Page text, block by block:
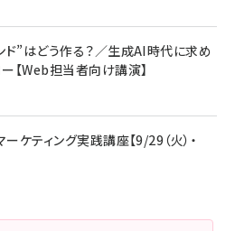
ンキングをもっと見る
絡まないケーブル 240W 結束バン
PD対応 シリコン素材採用 iPhone
15 / Galaxy iPad Pro MacBook
対応 (1.8m ミッドナイトブラック)
”はどう作る？／生成AI時代に求め
【Web担当者向け講演】
ティング実践講座【9/29（火）・